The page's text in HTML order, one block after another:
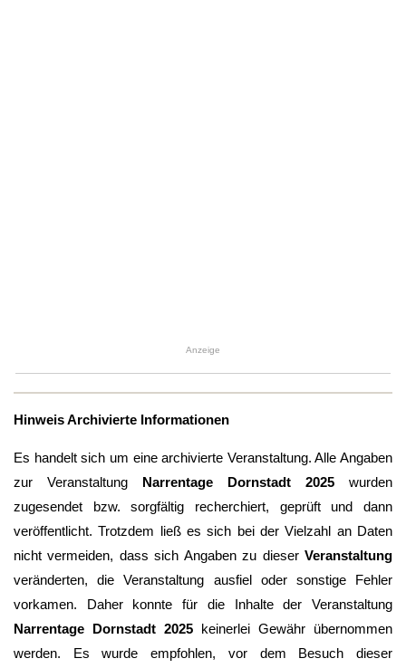
Anzeige
Hinweis Archivierte Informationen
Es handelt sich um eine archivierte Veranstaltung. Alle Angaben
zur Veranstaltung Narrentage Dornstadt 2025 wurden
zugesendet bzw. sorgfältig recherchiert, geprüft und dann
veröffentlicht. Trotzdem ließ es sich bei der Vielzahl an Daten
nicht vermeiden, dass sich Angaben zu dieser Veranstaltung
veränderten, die Veranstaltung ausfiel oder sonstige Fehler
vorkamen. Daher konnte für die Inhalte der Veranstaltung
Narrentage Dornstadt 2025 keinerlei Gewähr übernommen
werden. Es wurde empfohlen, vor dem Besuch dieser